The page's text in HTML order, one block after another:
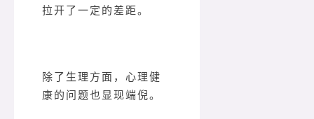
拉开了一定的差距。
除了生理方面，心理健
康的问题也显现端倪。